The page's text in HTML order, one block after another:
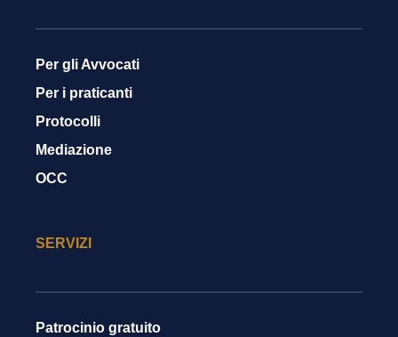
Per gli Avvocati
Per i praticanti
Protocolli
Mediazione
OCC
SERVIZI
Patrocinio gratuito